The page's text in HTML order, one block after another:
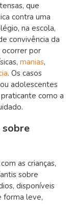
que
contra uma
na escola,
convivência da
por
manias,
. Os casos
adolescentes
como a
as crianças,
sobre
disponíveis
forma leve,